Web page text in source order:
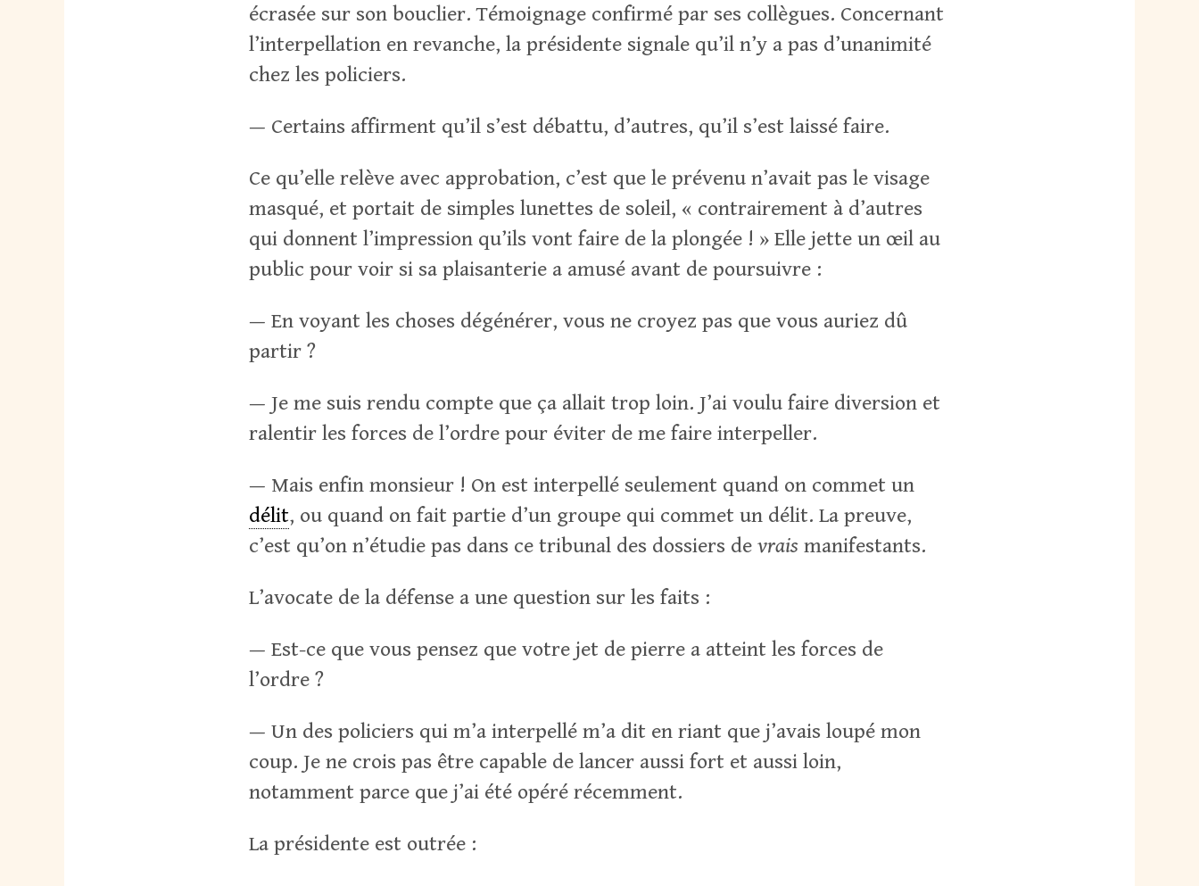
écrasée sur son bouclier. Témoignage confirmé par ses collègues. Concernant
l’interpellation en revanche, la présidente signale qu’il n’y a pas d’unanimité
chez les policiers.
— Certains affirment qu’il s’est débattu, d’autres, qu’il s’est laissé faire.
Ce qu’elle relève avec approbation, c’est que le prévenu n’avait pas le visage
masqué, et portait de simples lunettes de soleil, « contrairement à d’autres
qui donnent l’impression qu’ils vont faire de la plongée ! » Elle jette un œil au
public pour voir si sa plaisanterie a amusé avant de poursuivre :
— En voyant les choses dégénérer, vous ne croyez pas que vous auriez dû
partir ?
— Je me suis rendu compte que ça allait trop loin. J’ai voulu faire diversion et
ralentir les forces de l’ordre pour éviter de me faire interpeller.
— Mais enfin monsieur ! On est interpellé seulement quand on commet un
délit, ou quand on fait partie d’un groupe qui commet un délit. La preuve,
c’est qu’on n’étudie pas dans ce tribunal des dossiers devrais manifestants.
L’avocate de la défense a une question sur les faits :
— Est-ce que vous pensez que votre jet de pierre a atteint les forces de
l’ordre ?
— Un des policiers qui m’a interpellé m’a dit en riant que j’avais loupé mon
coup. Je ne crois pas être capable de lancer aussi fort et aussi loin,
notamment parce que j’ai été opéré récemment.
La présidente est outrée :